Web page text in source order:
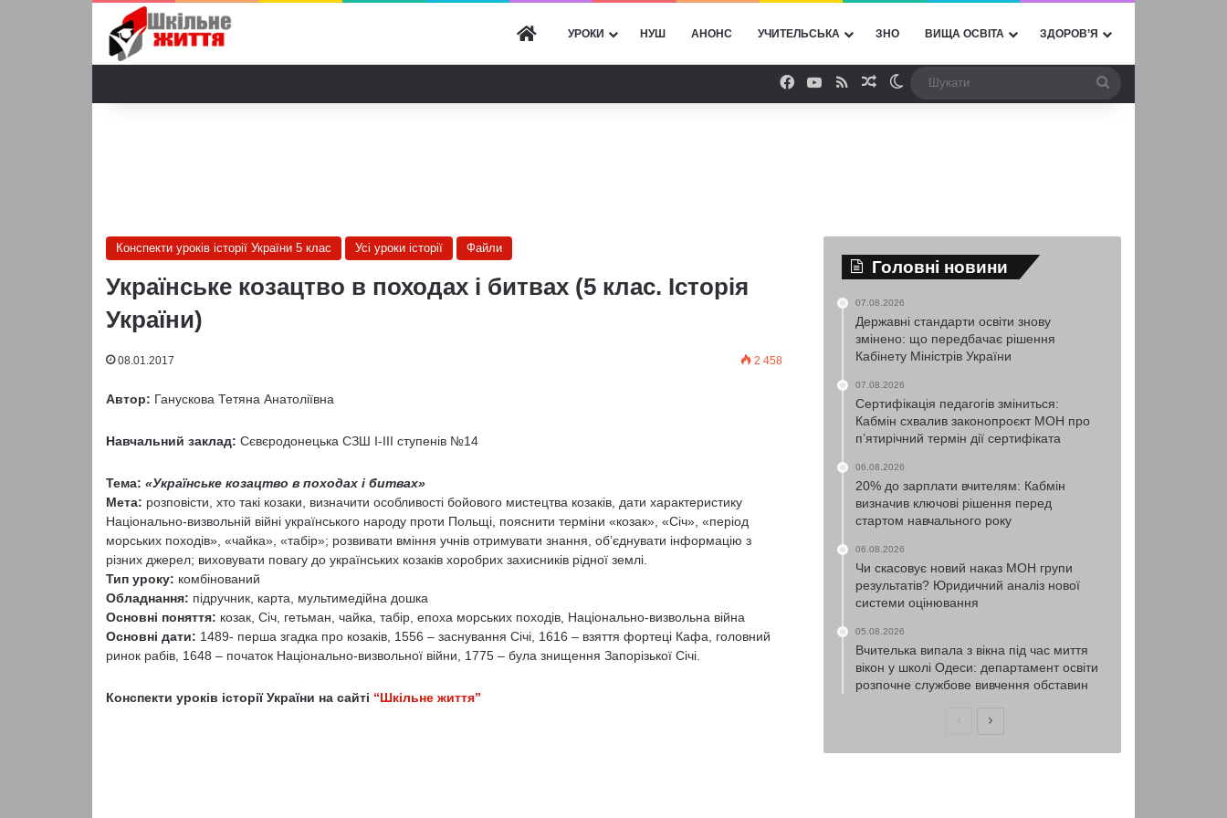
ГОЛОВНА
УРОКИ НУШ АНОНС УЧИТЕЛЬСЬКА ЗНО ВИЩА ОСВІТА ЗДОРОВ’Я
Facebook
YouTube
RSSВипадкова стаття
Switch skin
Конспекти уроків історії України 5 клас Усі уроки історії Файли
Українське козацтво в походах і битвах (5 клас. Історія
України)
08.01.2017 2 458
Автор: Ганускова Тетяна Анатоліївна
Навчальний заклад: Сєвєродонецька СЗШ І-ІІІ ступенів №14
Тема: «Українське козацтво в походах і битвах»
Мета: розповісти, хто такі козаки, визначити особливості бойового мистецтва козаків, дати характеристику
Національно-визвольній війні українського народу проти Польщі, пояснити терміни «козак», «Січ», «період
морських походів», «чайка», «табір»; розвивати вміння учнів отримувати знання, об’єднувати інформацію з
різних джерел; виховувати повагу до українських козаків хоробрих захисників рідної землі.
Тип уроку: комбінований
Обладнання: підручник, карта, мультимедійна дошка
Основні поняття: козак, Січ, гетьман, чайка, табір, епоха морських походів, Національно-визвольна війна
Основні дати: 1489- перша згадка про козаків, 1556 – заснування Січі, 1616 – взяття фортеці Кафа, головний
ринок рабів, 1648 – початок Національно-визвольної війни, 1775 – була знищення Запорізької Січі.
Конспекти уроків історії України на сайті “Шкільне життя”
Головні новини
07.08.2026
Державні стандарти освіти знову
змінено: що передбачає рішення
Кабінету Міністрів України
07.08.2026
Сертифікація педагогів зміниться:
Кабмін схвалив законопроєкт МОН про
п’ятирічний термін дії сертифіката
06.08.2026
20% до зарплати вчителям: Кабмін
визначив ключові рішення перед
стартом навчального року
06.08.2026
Чи скасовує новий наказ МОН групи
результатів? Юридичний аналіз нової
системи оцінювання
05.08.2026
Вчителька випала з вікна під час миття
вікон у школі Одеси: департамент освіти
розпочне службове вивчення обставин
ПопередняНаступна